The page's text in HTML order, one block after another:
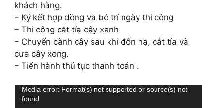
khách hàng.
– Ký kết hợp đồng và bố trí ngày thi công
– Thi công cắt tỉa cây xanh
– Chuyển cành cây sau khi đốn hạ, cắt tỉa và
cưa cây xong.
– Tiến hành thủ tục thanh toán .
Trình
chơi
Media error: Format(s) not supported or source(s) not
found